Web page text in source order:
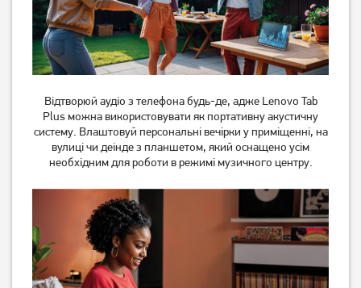
Планшет Samsung Galaxy
Tab A11+ 5G 8/256GB Gray
(SM-X236BZAP) (no
Adapter) UA UCRF
17 609 грн
15 589грн
Планшет Samsung Galaxy
Tab A11+ 5G 6/128GB Gray
(SM-X236BZAR) (no
Adapter) UA UCRF
13 919грн
12 319грн
Відтворюй аудіо з телефона будь-де, адже Lenovo Tab
Plus можна використовувати як портативну акустичну
систему. Влаштовуй персональні вечірки у приміщенні, на
вулиці чи деінде з планшетом, який оснащено усім
необхідним для роботи в режимі музичного центру.